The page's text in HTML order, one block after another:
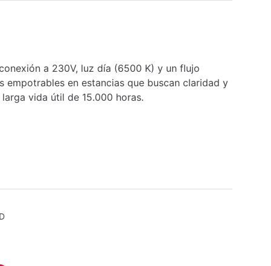
a 230V, luz día (6500 K) y un flujo
en estancias que buscan claridad y
vida útil de 15.000 horas.